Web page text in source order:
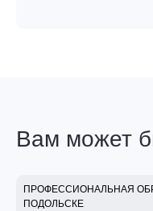
Вам может
ПРОФЕССИОНАЛЬНАЯ
ПОДОЛЬСКЕ